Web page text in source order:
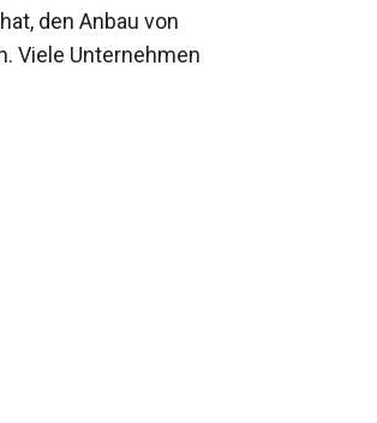
den Anbau von
Viele Unternehmen